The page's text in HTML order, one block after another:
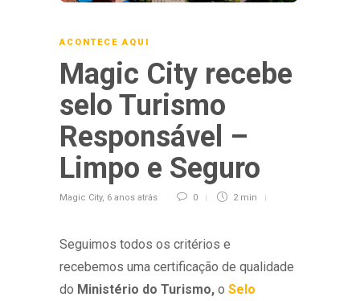
ACONTECE AQUI
Magic City recebe
selo Turismo
Responsável –
Limpo e Seguro
Magic City, 6 anos atrás 0 2 min
Seguimos todos os critérios e
recebemos uma certificação de qualidade
do Ministério do Turismo, o Selo